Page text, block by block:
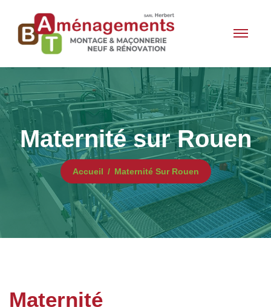
Maternité sur Rouen
Accueil Maternité Sur Rouen
Maternité